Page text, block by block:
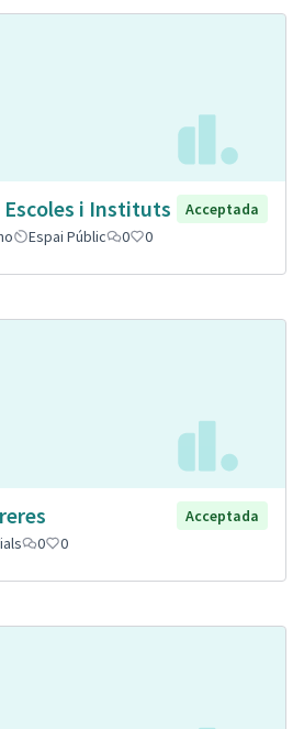
i Instituts
Acceptada
Espai Públic 0 0
Acceptada
0 0